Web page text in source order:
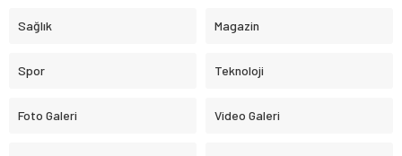
Sağlık Magazin
Spor Teknoloji
Foto Galeri Video Galeri